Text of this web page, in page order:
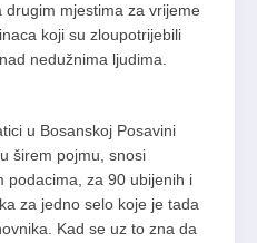
mjestima za vrijeme
koji su zloupotrijebili
nedužnima ljudima.
u Bosanskoj Posavini
širem pojmu, snosi
podacima, za 90 ubijenih i
za jedno selo koje je tada
Kad se uz to zna da